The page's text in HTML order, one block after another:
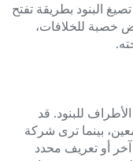
البنود بطريقة تفتح
خصبة للخلافات،
للبنود. قد
بينما ترى شركة
أو تعريف محدد